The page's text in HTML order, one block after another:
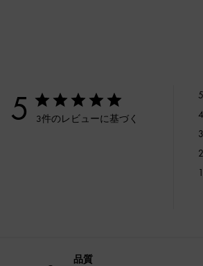
5 3件のレビューに基づく
5
4
3
2
1
品質